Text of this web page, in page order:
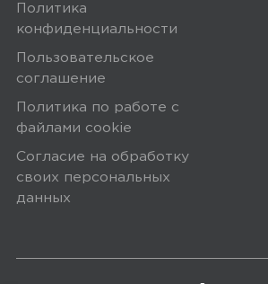
Политика
конфиденциальности
Пользовательское
соглашение
Политика по работе с
файлами сookie
Согласие на обработку
своих персональных
данных